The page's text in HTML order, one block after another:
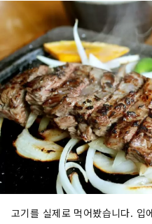
고기를 실제로 먹어봤습니다. 입